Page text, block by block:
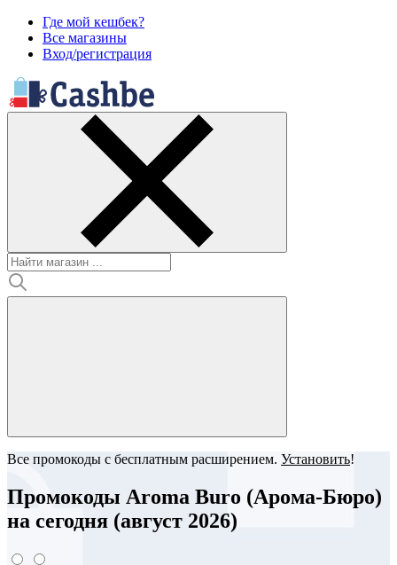
Где мой кешбек?
Все магазины
Вход/регистрация
Все промокоды с бесплатным расширением. Установить!
Промокоды Aroma Buro (Арома-Бюро)
на сегодня (август 2026)